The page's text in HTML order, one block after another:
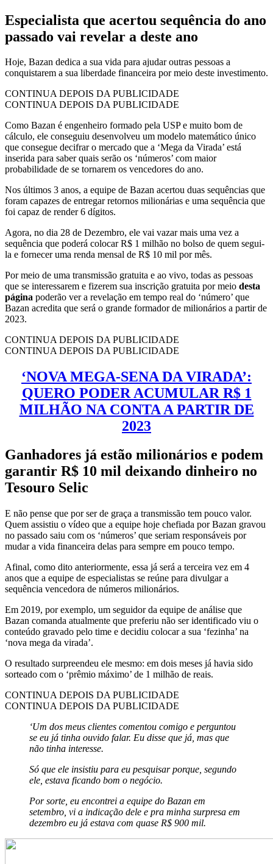
Especialista que acertou sequência do ano
passado vai revelar a deste ano
Hoje, Bazan dedica a sua vida para ajudar outras pessoas a
conquistarem a sua liberdade financeira por meio deste investimento.
CONTINUA DEPOIS DA PUBLICIDADE
CONTINUA DEPOIS DA PUBLICIDADE
Como Bazan é engenheiro formado pela USP e muito bom de
cálculo, ele conseguiu desenvolveu um modelo matemático único
que consegue decifrar o mercado que a ‘Mega da Virada’ está
inserida para saber quais serão os ‘números’ com maior
probabilidade de se tornarem os vencedores do ano.
Nos últimos 3 anos, a equipe de Bazan acertou duas sequências que
foram capazes de entregar retornos milionárias e uma sequência que
foi capaz de render 6 dígitos.
Agora, no dia 28 de Dezembro, ele vai vazar mais uma vez a
sequência que poderá colocar R$ 1 milhão no bolso de quem segui-
la e fornecer uma renda mensal de R$ 10 mil por mês.
Por meio de uma transmissão gratuita e ao vivo, todas as pessoas
que se interessarem e fizerem sua inscrição gratuita por meio desta
página poderão ver a revelação em tempo real do ‘número’ que
Bazan acredita que será o grande formador de milionários a partir de
2023.
CONTINUA DEPOIS DA PUBLICIDADE
CONTINUA DEPOIS DA PUBLICIDADE
‘NOVA MEGA-SENA DA VIRADA’:
QUERO PODER ACUMULAR R$ 1
MILHÃO NA CONTA A PARTIR DE
2023
Ganhadores já estão milionários e podem
garantir R$ 10 mil deixando dinheiro no
Tesouro Selic
E não pense que por ser de graça a transmissão tem pouco valor.
Quem assistiu o vídeo que a equipe hoje chefiada por Bazan gravou
no passado saiu com os ‘números’ que seriam responsáveis por
mudar a vida financeira delas para sempre em pouco tempo.
Afinal, como dito anteriormente, essa já será a terceira vez em 4
anos que a equipe de especialistas se reúne para divulgar a
sequência vencedora de números milionários.
Em 2019, por exemplo, um seguidor da equipe de análise que
Bazan comanda atualmente que preferiu não ser identificado viu o
conteúdo gravado pelo time e decidiu colocar a sua ‘fezinha’ na
‘nova mega da virada’.
O resultado surpreendeu ele mesmo: em dois meses já havia sido
sorteado com o ‘prêmio máximo’ de 1 milhão de reais.
CONTINUA DEPOIS DA PUBLICIDADE
CONTINUA DEPOIS DA PUBLICIDADE
‘Um dos meus clientes comentou comigo e perguntou
se eu já tinha ouvido falar. Eu disse que já, mas que
não tinha interesse.
Só que ele insistiu para eu pesquisar porque, segundo
ele, estava ficando bom o negócio.
Por sorte, eu encontrei a equipe do Bazan em
setembro, vi a indicação dele e pra minha surpresa em
dezembro eu já estava com quase R$ 900 mil.